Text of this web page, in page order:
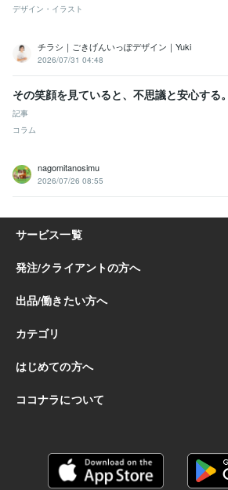
デザイン・イラスト
チラシ｜ごきげんいっぽデザイン｜Yuki
2026/07/31 04:48
その笑顔を見ていると、不思議と安心する。
記事
コラム
nagomitanosimu
2026/07/26 08:55